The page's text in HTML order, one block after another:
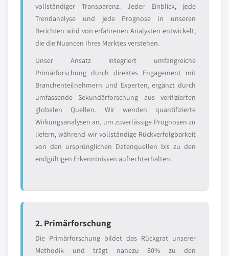
vollständiger Transparenz. Jeder Einblick, jede
Trendanalyse und jede Prognose in unseren
Berichten wird von erfahrenen Analysten entwickelt,
die die Nuancen Ihres Marktes verstehen.
Unser Ansatz integriert umfangreiche
Primärforschung durch direktes Engagement mit
Branchenteilnehmern und Experten, ergänzt durch
umfassende Sekundärforschung aus verifizierten
globalen Quellen. Wir wenden quantifizierte
Wirkungsanalysen an, um zuverlässige Prognosen zu
liefern, während wir vollständige Rückverfolgbarkeit
von den ursprünglichen Datenquellen bis zu den
endgültigen Erkenntnissen aufrechterhalten.
2. Primärforschung
Die Primärforschung bildet das Rückgrat unserer
Methodik und trägt nahezu 80% zu den